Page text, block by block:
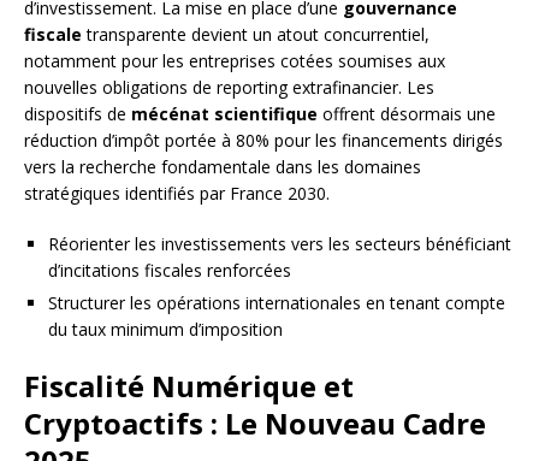
d’investissement. La mise en place d’une gouvernance
fiscale transparente devient un atout concurrentiel,
notamment pour les entreprises cotées soumises aux
nouvelles obligations de reporting extrafinancier. Les
dispositifs de mécénat scientifique offrent désormais une
réduction d’impôt portée à 80% pour les financements dirigés
vers la recherche fondamentale dans les domaines
stratégiques identifiés par France 2030.
Réorienter les investissements vers les secteurs bénéficiant
d’incitations fiscales renforcées
Structurer les opérations internationales en tenant compte
du taux minimum d’imposition
Fiscalité Numérique et
Cryptoactifs : Le Nouveau Cadre